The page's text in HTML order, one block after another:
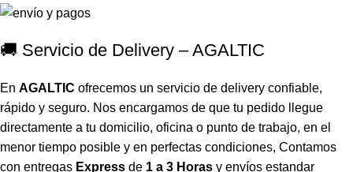
🚚 Servicio de Delivery – AGALTIC
En AGALTIC ofrecemos un servicio de delivery confiable,
rápido y seguro. Nos encargamos de que tu pedido llegue
directamente a tu domicilio, oficina o punto de trabajo, en el
menor tiempo posible y en perfectas condiciones, Contamos
con entregas Express de 1 a 3 Horas y envíos estandar